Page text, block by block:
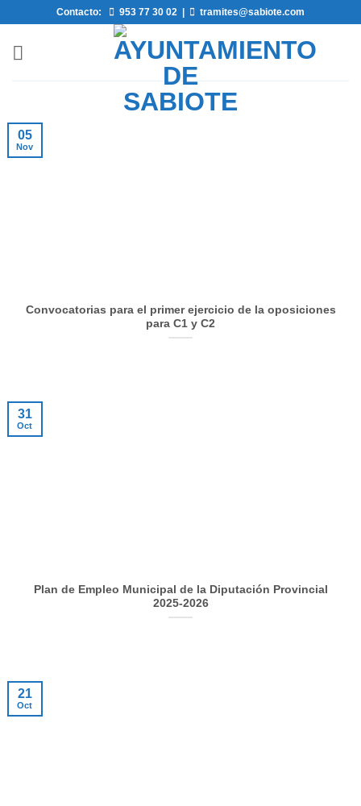
contenido
Contacto: 953 77 30 02 | tramites@sabiote.com
Convocatorias para el primer ejercicio de la oposiciones
para C1 y C2
05
Nov
Plan de Empleo Municipal de la Diputación Provincial
2025-2026
31
Oct
21
Oct